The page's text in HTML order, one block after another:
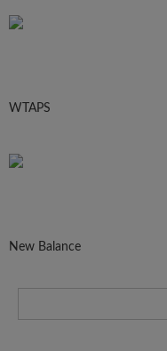
WTAPS
New Balance